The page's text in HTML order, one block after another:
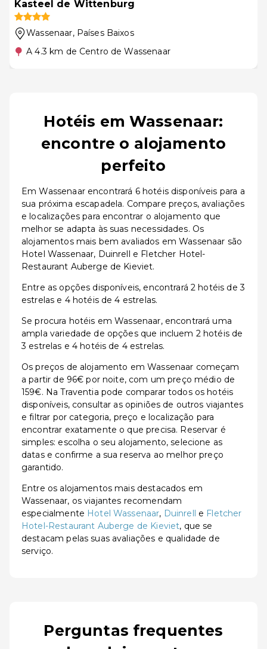
Kasteel de Wittenburg
Wassenaar, Países Baixos
A 4.3 km de Centro de Wassenaar
Hotéis em Wassenaar:
encontre o alojamento
perfeito
Em Wassenaar encontrará 6 hotéis disponíveis para a
sua próxima escapadela. Compare preços, avaliações
e localizações para encontrar o alojamento que
melhor se adapta às suas necessidades. Os
alojamentos mais bem avaliados em Wassenaar são
Hotel Wassenaar, Duinrell e Fletcher Hotel-
Restaurant Auberge de Kieviet.
Entre as opções disponíveis, encontrará 2 hotéis de 3
estrelas e 4 hotéis de 4 estrelas.
Se procura hotéis em Wassenaar, encontrará uma
ampla variedade de opções que incluem 2 hotéis de
3 estrelas e 4 hotéis de 4 estrelas.
Os preços de alojamento em Wassenaar começam
a partir de 96€ por noite, com um preço médio de
159€. Na Traventia pode comparar todos os hotéis
disponíveis, consultar as opiniões de outros viajantes
e filtrar por categoria, preço e localização para
encontrar exatamente o que precisa. Reservar é
simples: escolha o seu alojamento, selecione as
datas e confirme a sua reserva ao melhor preço
garantido.
Entre os alojamentos mais destacados em
Wassenaar, os viajantes recomendam
especialmente Hotel Wassenaar, Duinrell e Fletcher
Hotel-Restaurant Auberge de Kieviet, que se
destacam pelas suas avaliações e qualidade de
serviço.
Perguntas frequentes